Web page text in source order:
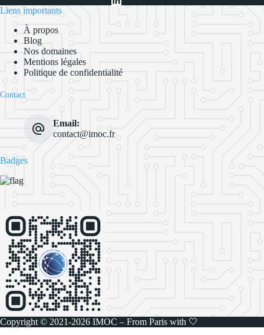
Liens importants
À propos
Blog
Nos domaines
Mentions légales
Politique de confidentialité
Contact
Email:
contact@imoc.fr
Badges
Copyright © 2021-2026 IMOC – From Paris with 🤍